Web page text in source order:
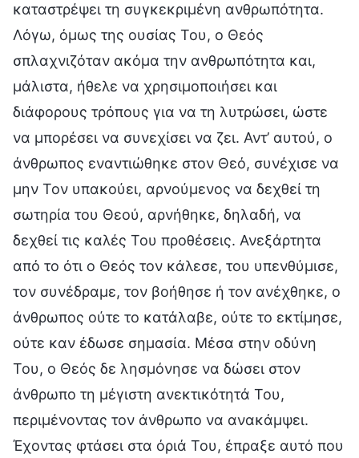
καταστρέψει τη συγκεκριμένη ανθρωπότητα.
Λόγω, όμως της ουσίας Του, ο Θεός
σπλαχνιζόταν ακόμα την ανθρωπότητα και,
μάλιστα, ήθελε να χρησιμοποιήσει και
διάφορους τρόπους για να τη λυτρώσει, ώστε
να μπορέσει να συνεχίσει να ζει. Αντ’ αυτού, ο
άνθρωπος εναντιώθηκε στον Θεό, συνέχισε να
μην Τον υπακούει, αρνούμενος να δεχθεί τη
σωτηρία του Θεού, αρνήθηκε, δηλαδή, να
δεχθεί τις καλές Του προθέσεις. Ανεξάρτητα
από το ότι ο Θεός τον κάλεσε, του υπενθύμισε,
τον συνέδραμε, τον βοήθησε ή τον ανέχθηκε, ο
άνθρωπος ούτε το κατάλαβε, ούτε το εκτίμησε,
ούτε καν έδωσε σημασία. Μέσα στην οδύνη
Του, ο Θεός δε λησμόνησε να δώσει στον
άνθρωπο τη μέγιστη ανεκτικότητά Του,
περιμένοντας τον άνθρωπο να ανακάμψει.
Έχοντας φτάσει στα όριά Του, έπραξε αυτό που